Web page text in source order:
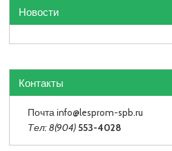
Новости
Контакты
Почта info@lesprom-spb.ru
Тел: 8(904) 553-4028